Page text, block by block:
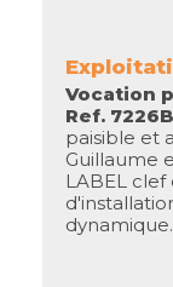
Vocation
Ref.
paisible et
Guillaume
LABEL
dynamique.